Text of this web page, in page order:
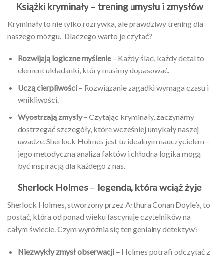
Książki kryminały – trening umysłu i zmysłów
Kryminały to nie tylko rozrywka, ale prawdziwy trening dla
naszego mózgu. Dlaczego warto je czytać?
Rozwijają logiczne myślenie– Każdy ślad, każdy detal to
element układanki, który musimy dopasować.
Uczą cierpliwości– Rozwiązanie zagadki wymaga czasu i
wnikliwości.
Wyostrzają zmysły– Czytając kryminały, zaczynamy
dostrzegać szczegóły, które wcześniej umykały naszej
uwadze. Sherlock Holmes jest tu idealnym nauczycielem –
jego metodyczna analiza faktów i chłodna logika mogą
być inspiracją dla każdego z nas.
Sherlock Holmes – legenda, która wciąż żyje
Sherlock Holmes, stworzony przez Arthura Conan Doyle’a, to
postać, która od ponad wieku fascynuje czytelników na
całym świecie. Czym wyróżnia się ten genialny detektyw?
Niezwykły zmysł obserwacji –Holmes potrafi odczytać z